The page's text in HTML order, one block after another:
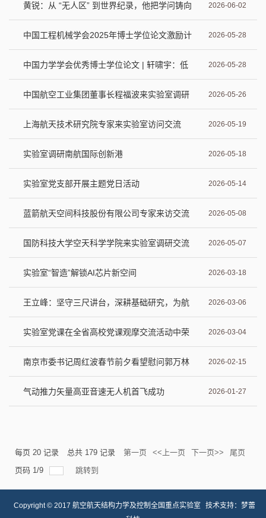
控制
黄锐：从 “无人区” 到世界纪录，他把学问铸向
长空
2026-06-02
中国工程机械学会2025年博士学位论文激励计
划入选论文 | 汪国庆：基于润滑涂层的超声电
机新型摩擦界面设计与研究
2026-05-28
中国力学学会优秀博士学位论文 | 轩啸宇：低
维四方晶格材料结构力-电-磁耦合功能性的物
理力学研究
2026-05-28
中国航空工业集团董事长程福波来实验室调研 2026-05-26
上海航天技术研究院专家来实验室访问交流 2026-05-19
实验室调研南航国际创新港 2026-05-18
实验室党支部开展主题党日活动 2026-05-14
蓝箭航天空间科技股份有限公司专家来访交流 2026-05-08
国防科技大学空天科学学院来实验室调研交流 2026-05-07
实验室“智造”解锁AI芯片新空间 2026-03-18
王立峰：坚守三尺讲台，深耕基础研究，为航
空强国培育栋梁之材
2026-03-06
实验室党课在全省高校党课观摩交流活动中荣
获佳绩
2026-03-04
南京市委书记周红波春节前夕看望慰问郭万林
院士
2026-02-15
气动推力矢量高亚音速无人机首飞成功 2026-01-27
每页 20 记录 总共 179 记录 第一页 <<上一页 下一页>>
尾页
页码 1/9 跳转到
Copyright © 2017 航空航天结构力学及控制全国重点实验室 技术支持： 梦蕾